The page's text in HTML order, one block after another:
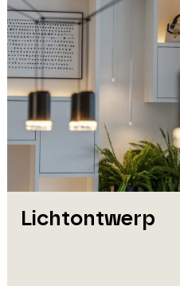
Lichtontwerp